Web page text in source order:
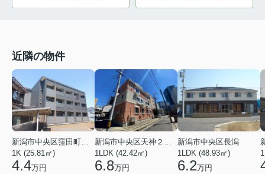
近隣の物件
1K (25.81㎡)
4.4万円
1LDK (42.42㎡)
6.8万円
新潟市中央区長潟
1LDK (48.93㎡)
6.2万円